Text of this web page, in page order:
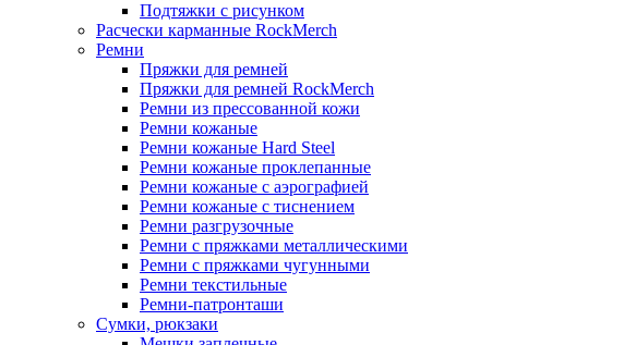
Подтяжки с рисунком
Расчески карманные RockMerch
Ремни
Пряжки для ремней
Пряжки для ремней RockMerch
Ремни из прессованной кожи
Ремни кожаные
Ремни кожаные Hard Steel
Ремни кожаные проклепанные
Ремни кожаные с аэрографией
Ремни кожаные с тиснением
Ремни разгрузочные
Ремни с пряжками металлическими
Ремни с пряжками чугунными
Ремни текстильные
Ремни-патронташи
Сумки, рюкзаки